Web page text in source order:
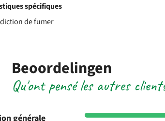
spécifiques
de fumer
Qu'ont pensé les autres
Beoordelingen
générale